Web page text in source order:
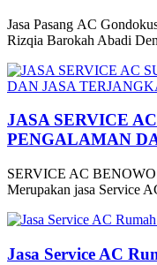
Jasa Pasang AC
Rizqia Barokah Abadi
JASA SERVICE
PENGALAMAN
SERVICE AC BENOWO
Merupakan jasa Service
Jasa Service AC